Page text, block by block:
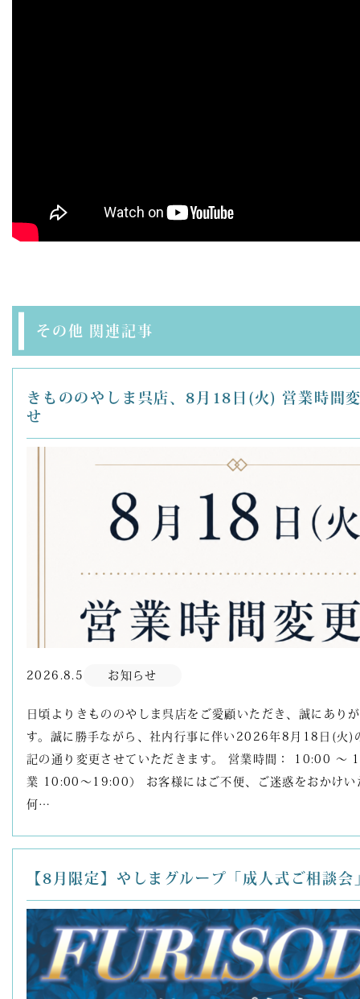
その他 関連記事
きもののやしま呉店、8月18日(火) 営業時間
せ
2026.8.5 お知らせ
日頃よりきもののやしま呉店をご愛顧いただき、誠にあり
す。誠に勝手ながら、社内行事に伴い2026年8月18日(火)
記の通り変更させていただきます。 営業時間： 10:00 ～
業 10:00～19:00） お客様にはご不便、ご迷惑をおかけい
何…
【8月限定】やしまグループ「成人式ご相談会